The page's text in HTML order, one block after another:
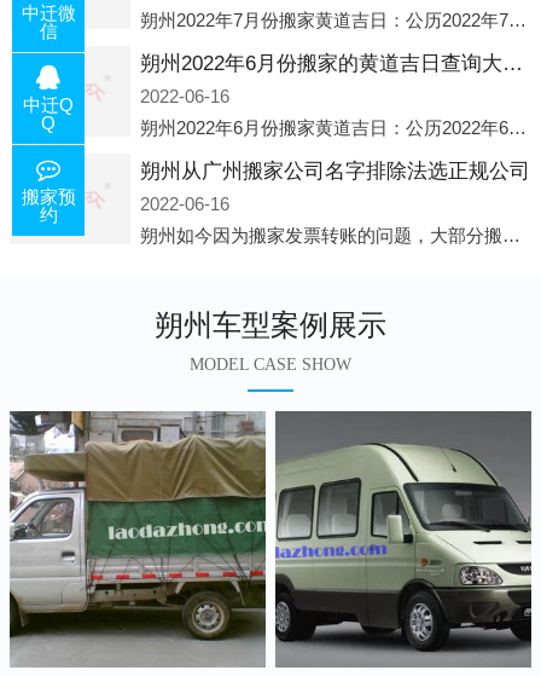
朔州2022年7月份搬家黄道吉日：公历2022年7月6日 农历六月初八 星期三 冲虎(甲寅)公历2022年7月12日 农历六月十四 星期二 冲猴(庚申)公历2022年7月13日 农历六月十五 星期三 冲鸡
朔州2022年6月份搬家的黄道吉日查询大全一览表哪天适合搬家好日子
2022-06-16
朔州2022年6月份搬家黄道吉日：公历2022年6月1日 农历五月初三 星期三 冲兔(己卯)公历2022年6月4日 农历五月初六 星期六 冲马(壬午)公历2022年6月8日 农历五月初十 星期三 冲狗(丙
朔州从广州搬家公司名字排除法选正规公司
2022-06-16
朔州如今因为搬家发票转账的问题，大部分搬家公司都已经注册了营业执照，早5年前基本上所谓的搬家公司都是无注册状态也就是无照营业，由于企业注册量大增所以各种企业信息展示平台如雨后春笋般遍地开花，如：天眼查，企
朔州车型案例展示
MODEL CASE SHOW
中迁微
信
中迁Q
Q
搬家预
约